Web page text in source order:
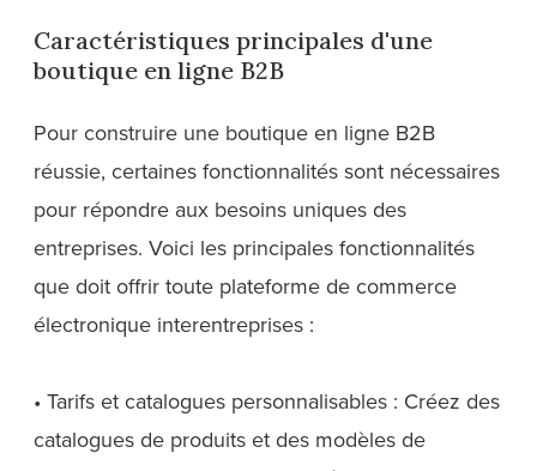
Caractéristiques principales d'une
boutique en ligne B2B
Pour construire une boutique en ligne B2B
réussie, certaines fonctionnalités sont nécessaires
pour répondre aux besoins uniques des
entreprises. Voici les principales fonctionnalités
que doit offrir toute plateforme de commerce
électronique interentreprises :
• Tarifs et catalogues personnalisables : Créez des
catalogues de produits et des modèles de